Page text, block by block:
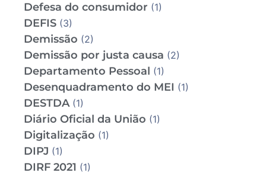
Defesa do consumidor (1)
DEFIS (3)
Demissão (2)
Demissão por justa causa (2)
Departamento Pessoal (1)
Desenquadramento do MEI (1)
DESTDA(1)
Diário Oficial da União (1)
Digitalização (1)
DIPJ (1)
DIRF 2021 (1)